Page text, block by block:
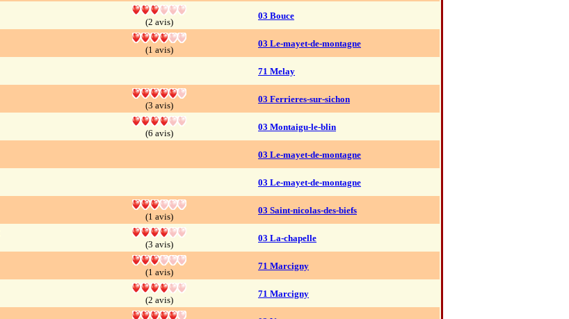
(2 avis)
03 Bouce
(1 avis)
03 Le-mayet-de-montagne
71 Melay
(3 avis)
03 Ferrieres-sur-sichon
(6 avis)
03 Montaigu-le-blin
03 Le-mayet-de-montagne
03 Le-mayet-de-montagne
(1 avis)
03 Saint-nicolas-des-biefs
(3 avis)
03 La-chapelle
(1 avis)
71 Marcigny
(2 avis)
71 Marcigny